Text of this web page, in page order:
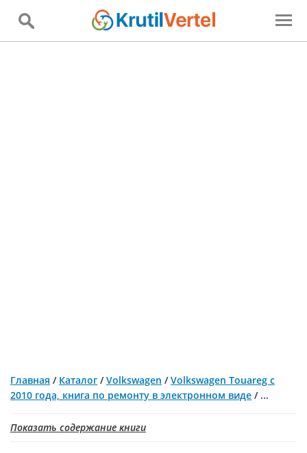
Главная / Каталог /Volkswagen /Volkswagen Touareg с
2010 года, книга по ремонту в электронном виде / ...
Показать содержание книги